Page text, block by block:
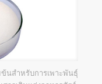
นสำหรับการเพาะพันธุ์